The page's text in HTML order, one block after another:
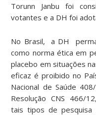
Torunn Janbu foi
votantes e a DH foi
No Brasil, a DH
como norma ética em
placebo em situações
eficaz é proibido no
Nacional de Saúde
Resolução CNS 466/
tais tipos de